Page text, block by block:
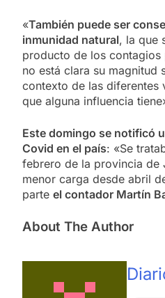
«También puede ser
inmunidad natural, la que
producto de los contagios
no está clara su magnitud
contexto de las diferentes
que alguna influencia
Este domingo se notificó
Covid en el país: «Se
febrero de la provincia de
menor carga desde abril
parte el contador Martín
About The Author